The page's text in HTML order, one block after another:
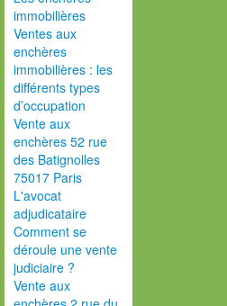
immobilières
Ventes aux
enchères
immobilières : les
différents types
d’occupation
Vente aux
enchères 52 rue
des Batignolles
75017 Paris
L'avocat
adjudicataire
Comment se
déroule une vente
judiciaire ?
Vente aux